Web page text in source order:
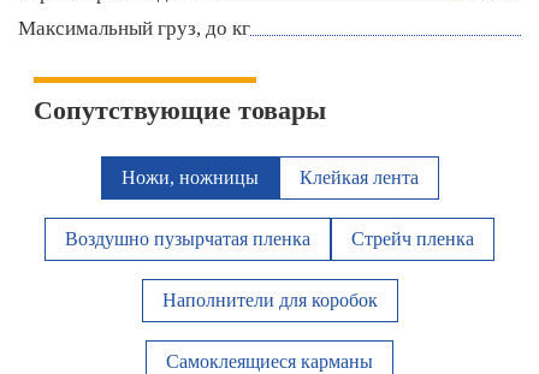
Максимальный груз, до кг
Сопутствующие товары
Ножи, ножницы Клейкая лента
Воздушно пузырчатая пленка Стрейч пленка
Наполнители для коробок
Самоклеящиеся карманы